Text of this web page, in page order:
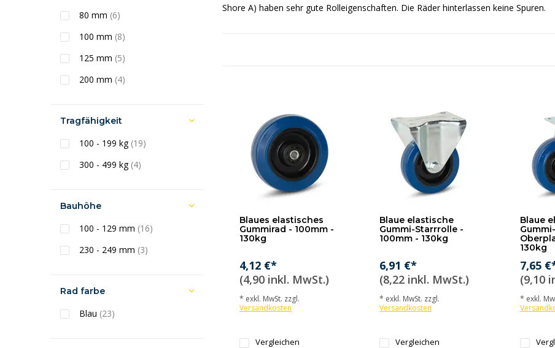
Shore A) haben sehr gute Rolleigenschaften. Die Räder hinterlassen keine Spuren.
Blaues elastisches
Gummirad - 100mm -
130kg
4,12 €*
(4,90 inkl. MwSt.)
* exkl. MwSt. zzgl.
Versandkosten
Vergleichen
Blaue elastische
Gummi-Starrrolle -
100mm - 130kg
6,91 €*
(8,22 inkl. MwSt.)
* exkl. MwSt. zzgl.
Versandkosten
Vergleichen
Blaue
130kg
7,65
(9,10
* exkl.
80 mm (6)
100 mm (8)
125 mm (5)
200 mm (4)
Tragfähigkeit
100 - 199 kg (19)
300 - 499 kg (4)
Bauhöhe
100 - 129 mm (16)
230 - 249 mm (3)
Rad farbe
Blau (23)